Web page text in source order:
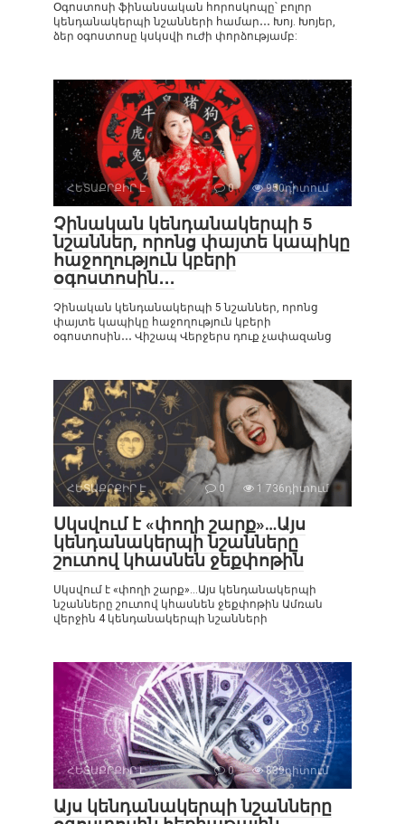
Օգոստոսի ֆինանսական հորոսկոպը՝ բոլոր
կենդանակերպի նշանների համար․․․ Խոյ. Խոյեր,
ձեր օգոստոսը կսկսվի ուժի փորձությամբ:
ՀԵՏԱՔՐՔԻՐ Է 0 950դիտում
Չինական կենդանակերպի 5
նշաններ, որոնց փայտե կապիկը
հաջողություն կբերի
օգոստոսին․․․
Չինական կենդանակերպի 5 նշաններ, որոնց
փայտե կապիկը հաջողություն կբերի
օգոստոսին․․․ Վիշապ Վերջերս դուք չափազանց
ՀԵՏԱՔՐՔԻՐ Է 0 1 736դիտում
Սկսվում է «փողի շարք»…Այս
կենդանակերպի նշանները
շուտով կհասնեն ջեքփոթին
Սկսվում է «փողի շարք»…Այս կենդանակերպի
նշանները շուտով կհասնեն ջեքփոթին Ամռան
վերջին 4 կենդանակերպի նշանների
ՀԵՏԱՔՐՔԻՐ Է 0 839դիտում
Այս կենդանակերպի նշանները